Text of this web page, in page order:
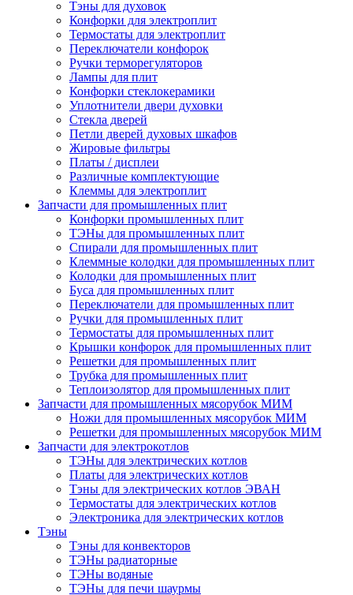
Тэны для духовок
Конфорки для электроплит
Термостаты для электроплит
Переключатели конфорок
Ручки терморегуляторов
Лампы для плит
Конфорки стеклокерамики
Уплотнители двери духовки
Стекла дверей
Петли дверей духовых шкафов
Жировые фильтры
Платы / дисплеи
Различные комплектующие
Клеммы для электроплит
Запчасти для промышленных плит
Конфорки промышленных плит
ТЭНы для промышленных плит
Спирали для промышленных плит
Клеммные колодки для промышленных плит
Колодки для промышленных плит
Буса для промышленных плит
Переключатели для промышленных плит
Ручки для промышленных плит
Термостаты для промышленных плит
Крышки конфорок для промышленных плит
Решетки для промышленных плит
Трубка для промышленных плит
Теплоизолятор для промышленных плит
Запчасти для промышленных мясорубок МИМ
Ножи для промышленных мясорубок МИМ
Решетки для промышленных мясорубок МИМ
Запчасти для электрокотлов
ТЭНы для электрических котлов
Платы для электрических котлов
Тэны для электрических котлов ЭВАН
Термостаты для электрических котлов
Электроника для электрических котлов
Тэны
Тэны для конвекторов
ТЭНы радиаторные
ТЭНы водяные
ТЭНы для печи шаурмы